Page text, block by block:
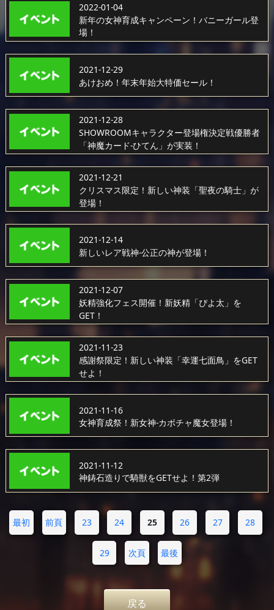
2022-01-04
新年の女神育成キャンペーン！バニーガール登
場！
2021-12-29
あけおめ！年末年始大特価セール！
2021-12-28
SHOWROOMキャラクター登場権決定戦優勝者
「神魔カード-ひてん」が実装！
2021-12-21
クリスマス限定！新しい神装「聖夜の騎士」が
登場！
2021-12-14
新しいレア戦神-公正の神が登場！
2021-12-07
妖精強化フェス開催！新妖精「ぴよ太」を
GET！
2021-11-23
感謝祭限定！新しい神装「幸運七面鳥」をGET
せよ！
2021-11-16
女神育成祭！新女神-カボチャ魔女登場！
2021-11-12
神鋳石造りで騎獣をGETせよ！第2弾
最初 前頁 23 24 25 26 27 28
29 次頁 最後
戻る